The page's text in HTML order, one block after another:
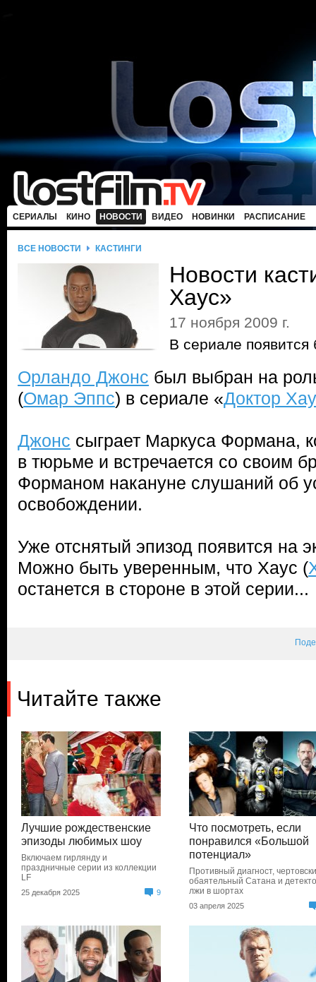
СЕРИАЛЫ КИНО НОВОСТИ ВИДЕО НОВИНКИ РАСПИСАНИЕ
ВСЕ НОВОСТИ КАСТИНГИ
Новости
Хаус»
17 ноября 2009 г.
В сериале
Орландо Джонс был выбран на
(Омар Эппс) в сериале «Доктор
Джонс сыграет Маркуса Формана,
в тюрьме и встречается со своим
Форманом накануне слушаний об
освобождении.
Уже отснятый эпизод появится на
Можно быть уверенным, что Хаус (
останется в стороне в этой серии...
Читайте также
Лучшие рождественские
эпизоды любимых шоу
Включаем гирлянду и
праздничные серии из коллекции
LF
25 декабря 2025 9
Что посмотреть, если
понравился «Большой
потенциал»
Противный диагност,
обаятельный Сатана и
лжи в шортах
03 апреля 2025